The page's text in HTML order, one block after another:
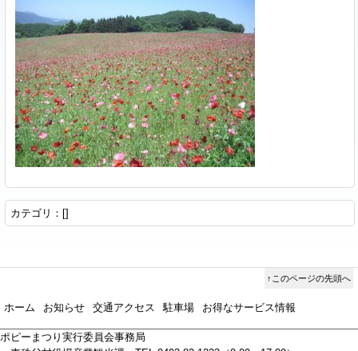
カテゴリ：[]
↑このページの先頭へ
ホーム お知らせ 交通アクセス 駐車場 お得なサービス情報
ポピーまつり実行委員会事務局